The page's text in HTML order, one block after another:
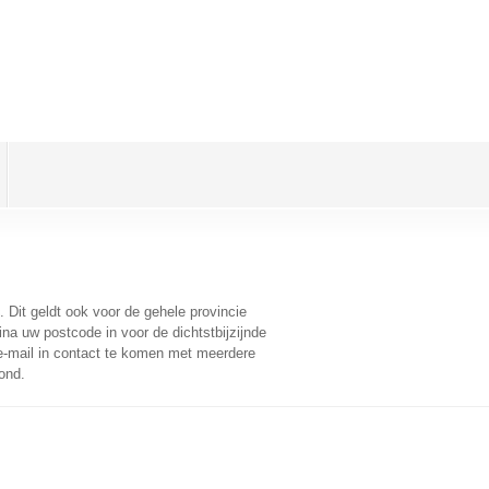
. Dit geldt ook voor de gehele provincie
uw postcode in voor de dichtstbijzijnde
in contact te komen met meerdere